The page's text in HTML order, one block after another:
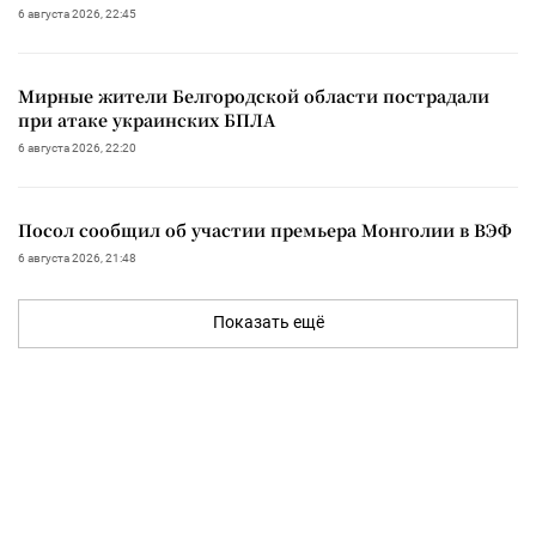
6 августа 2026, 22:45
Мирные жители Белгородской области пострадали
при атаке украинских БПЛА
6 августа 2026, 22:20
Посол сообщил об участии премьера Монголии в ВЭФ
6 августа 2026, 21:48
Показать ещё